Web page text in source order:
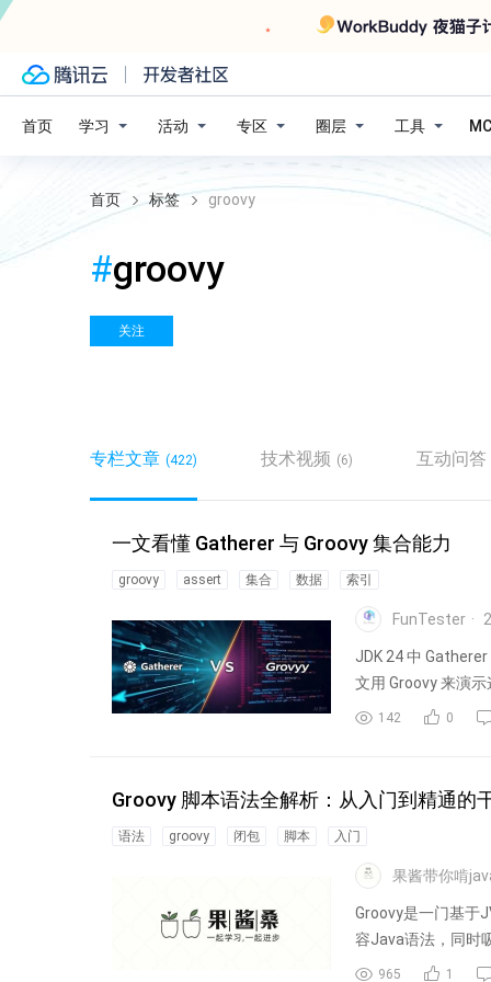
首页 学习 活动 专区 圈层 工具
首页 标签 groovy
#groovy
关注
专栏文章 (422) 技术视频 (6) 互动问答
一文看懂 Gatherer 与 Groovy 集合能力
groovy assert 集合 数据 索引
FunTester
JDK 24 中
文用 Groovy 来演
142 0
Groovy 脚本语法全解析：从入门到精通的
语法 groovy 闭包 脚本 入门
果酱带你啃
Groovy是一门基于
容Java语法，同时
965 1